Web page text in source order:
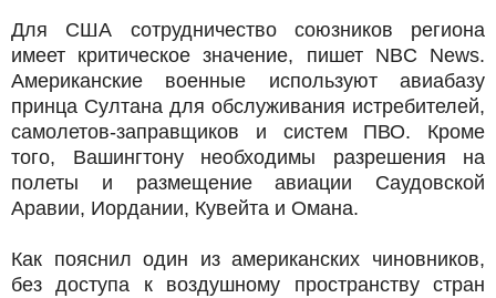
Для США сотрудничество союзников региона
имеет критическое значение, пишет NBC News.
Американские военные используют авиабазу
принца Султана для обслуживания истребителей,
самолетов-заправщиков и систем ПВО. Кроме
того, Вашингтону необходимы разрешения на
полеты и размещение авиации Саудовской
Аравии, Иордании, Кувейта и Омана.
Как пояснил один из американских чиновников,
без доступа к воздушному пространству стран